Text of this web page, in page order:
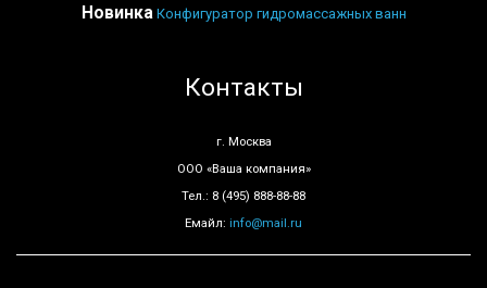
Новинка Конфигуратор гидромассажных ванн
Контакты
г. Москва
ООО «Ваша компания»
Тел.: 8 (495) 888-88-88
Емайл: info@mail.ru